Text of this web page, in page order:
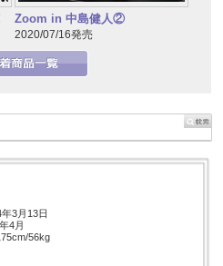
Zoom in 中島健人②
2020/07/16発売
3月13日
4月
56kg